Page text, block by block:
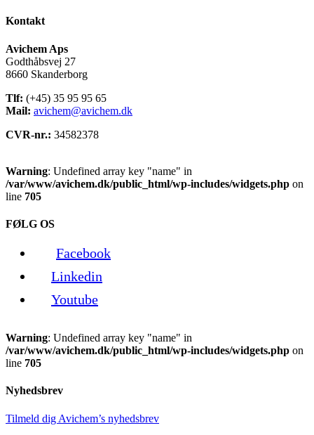
Kontakt
Avichem Aps
Godthåbsvej 27
8660 Skanderborg
Tlf: (+45) 35 95 95 65
Mail: avichem@avichem.dk
CVR-nr.: 34582378
Warning: Undefined array key "name" in
/var/www/avichem.dk/public_html/wp-includes/widgets.php on
line 705
FØLG OS
Facebook
Linkedin
Youtube
Warning: Undefined array key "name" in
/var/www/avichem.dk/public_html/wp-includes/widgets.php on
line 705
Nyhedsbrev
Tilmeld dig Avichem’s nyhedsbrev